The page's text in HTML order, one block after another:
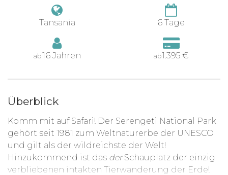
Tansania 6 Tage
ab16 Jahren ab1.395 €
Überblick
Komm mit auf Safari! Der Serengeti National Park
gehört seit 1981 zum Weltnaturerbe der UNESCO
und gilt als der wildreichste der Welt!
Hinzukommend ist das derSchauplatz der einzig
verbliebenen intakten Tierwanderung der Erde!